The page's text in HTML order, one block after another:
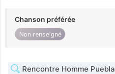
Chanson préférée
Non renseigné
Rencontre Homme Puebla